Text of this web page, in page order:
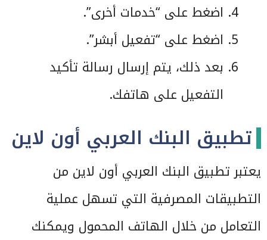
اضغط على “خدمات أخرى”.
اضغط على “تفعيل أبشر”.
بعد ذلك، يتم إرسال رسالة تأكيد
التفعيل على هاتفك.
تطبيق البنك العربي أون لاين
يعتبر تطبيق البنك العربي أون لاين من
التطبيقات المصرفية التي تسهل عملية
التعامل من خلال الهاتف المحمول ويمكنك